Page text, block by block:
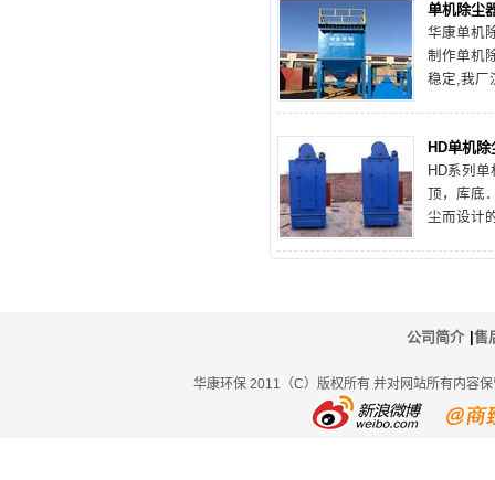
定会另您
单机除尘
华康单机
制作单机
稳定,我厂
HD单机除
HD系列 单
顶，库底
尘而设计
公司简介 售
华康环保 2011（C）版权所有 并对网站所有内容